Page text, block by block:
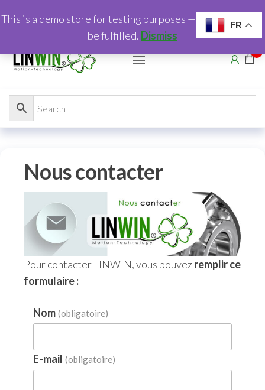
Nous contacter
Pour contacter LINWIN, vous pouvezremplir ce
formulaire :
Nom (obligatoire)
E-mail (obligatoire)
FR
This is a demo store for testing purposes — no orders shall
be fulfilled. Dismiss